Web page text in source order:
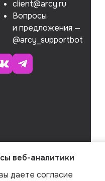
client@arcy.ru
Вопросы
и предложения —
@arcy_supportbot
веб-аналитики
даете согласие